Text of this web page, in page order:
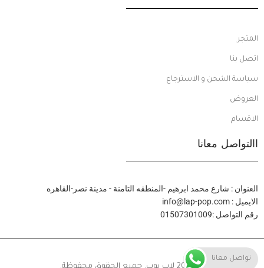
المتجر
اتصل بنا
سياسة الشحن و الاسترجاع
العروض
الاقسام
االتواصل معانا
العنوان : شارع محمد ابرهيم -المنطقه التامنة - مدينة نصر-القاهره
الايميل : info@lap-pop.com
رقم التواصل :01507301009
تواصل معانا